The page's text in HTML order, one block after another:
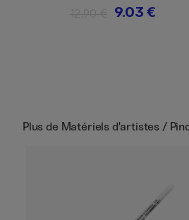
9.03 €
Plus de Matériels d'artistes /